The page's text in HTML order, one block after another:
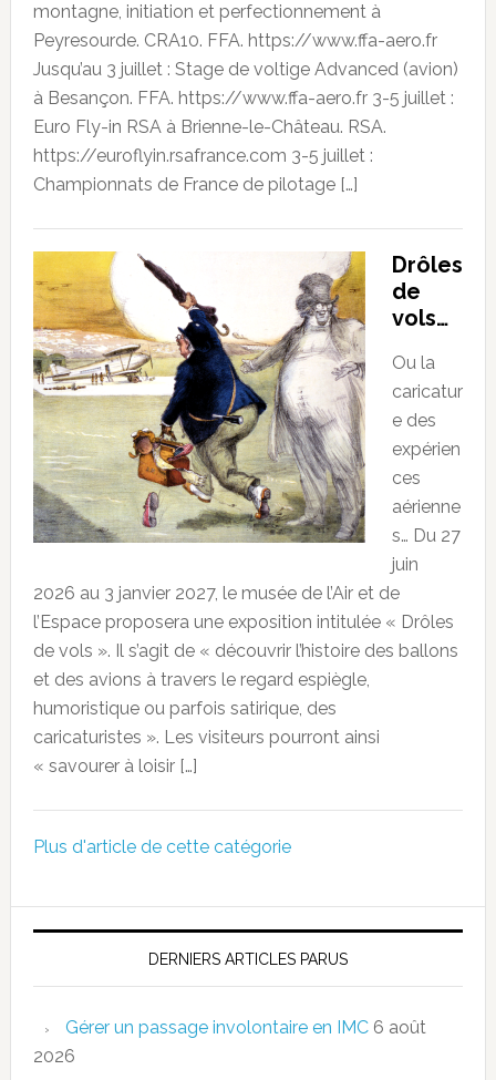
montagne, initiation et perfectionnement à
Peyresourde. CRA10. FFA. https://www.ffa-aero.fr
Jusqu’au 3 juillet : Stage de voltige Advanced (avion)
à Besançon. FFA. https://www.ffa-aero.fr 3-5 juillet :
Euro Fly-in RSA à Brienne-le-Château. RSA.
https://euroflyin.rsafrance.com 3-5 juillet :
Championnats de France de pilotage […]
Drôles
de
vols…
Ou la
caricatur
e des
expérien
ces
aérienne
s… Du 27
juin
2026 au 3 janvier 2027, le musée de l’Air et de
l’Espace proposera une exposition intitulée « Drôles
de vols ». Il s’agit de « découvrir l’histoire des ballons
et des avions à travers le regard espiègle,
humoristique ou parfois satirique, des
caricaturistes ». Les visiteurs pourront ainsi
« savourer à loisir […]
Plus d'article de cette catégorie
DERNIERS ARTICLES PARUS
Gérer un passage involontaire en IMC 6 août
2026